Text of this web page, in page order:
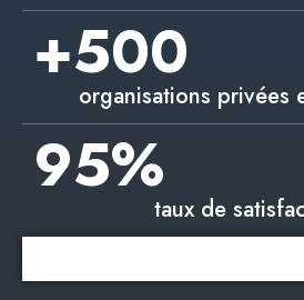
+500
organisations privées
95%
taux de